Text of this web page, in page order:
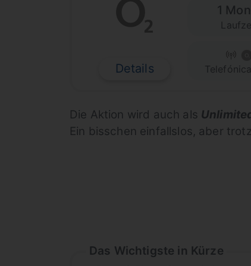
Details
1
Die Aktion wird auch als
Ein bisschen einfallslos, aber
Das Wichtigste in Kürze